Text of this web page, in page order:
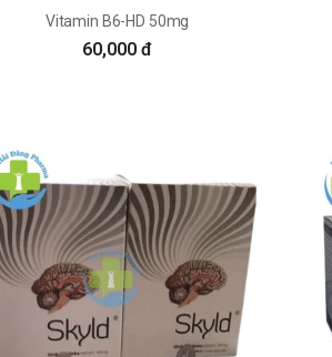
Vitamin B6-HD 50mg
60,000 đ